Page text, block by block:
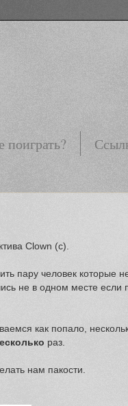
поиграть?
Clown (с).
пару человек которые
не в одном месте если
как попало,
раз.
нам пакости.